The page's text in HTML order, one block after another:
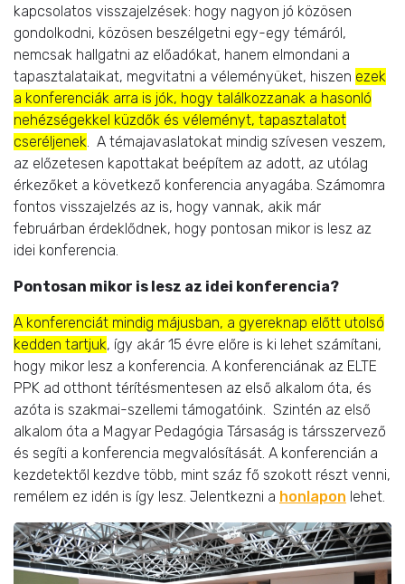
kapcsolatos visszajelzések: hogy nagyon jó közösen
gondolkodni, közösen beszélgetni egy-egy témáról,
nemcsak hallgatni az előadókat, hanem elmondani a
tapasztalataikat, megvitatni a véleményüket, hiszen ezek
a konferenciák arra is jók, hogy találkozzanak a hasonló
nehézségekkel küzdők és véleményt, tapasztalatot
cseréljenek. A témajavaslatokat mindig szívesen veszem,
az előzetesen kapottakat beépítem az adott, az utólag
érkezőket a következő konferencia anyagába. Számomra
fontos visszajelzés az is, hogy vannak, akik már
februárban érdeklődnek, hogy pontosan mikor is lesz az
idei konferencia.
Pontosan mikor is lesz az idei konferencia?
A konferenciát mindig májusban, a gyereknap előtt utolsó
kedden tartjuk, így akár 15 évre előre is ki lehet számítani,
hogy mikor lesz a konferencia. A konferenciának az ELTE
PPK ad otthont térítésmentesen az első alkalom óta, és
azóta is szakmai-szellemi támogatóink. Szintén az első
alkalom óta a Magyar Pedagógia Társaság is társszervező
és segíti a konferencia megvalósítását. A konferencián a
kezdetektől kezdve több, mint száz fő szokott részt venni,
remélem ez idén is így lesz. Jelentkezni a honlapon lehet.